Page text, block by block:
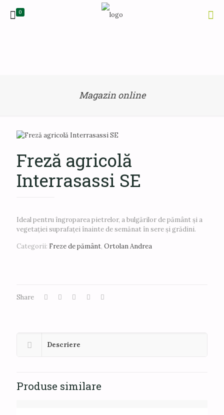
0
Magazin online
Freză agricolă
Interrasassi SE
Ideal pentru îngroparea pietrelor, a bulgărilor de pământ și a
vegetației suprafaței înainte de semănat în sere și grădini.
Categorii: Freze de pământ, Ortolan Andrea
Share
Descriere
Produse similare